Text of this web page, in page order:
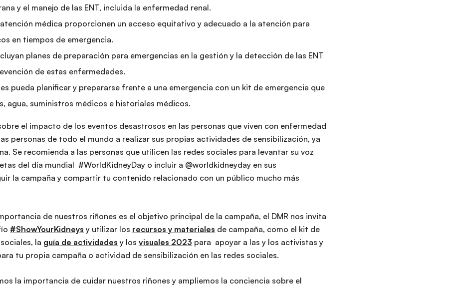
y el manejo de las ENT, incluida la enfermedad renal.
médica proporcionen un acceso equitativo y adecuado a la atención para
en tiempos de emergencia.
planes de preparación para emergencias en la gestión y la detección de las ENT
de estas enfermedades.
pueda planificar y prepararse frente a una emergencia con un kit de emergencia que
agua, suministros médicos e historiales médicos.
el impacto de los eventos desastrosos en las personas que viven con enfermedad
personas de todo el mundo a realizar sus propias actividades de sensibilización, ya
Se recomienda a las personas que utilicen las redes sociales para levantar su voz
del día mundial #WorldKidneyDay o incluir a @worldkidneyday en sus
la campaña y compartir tu contenido relacionado con un público mucho más
de nuestros riñones es el objetivo principal de la campaña, el DMR nos invita
#ShowYourKidneys y utilizar los recursos y materiales de campaña, como el kit de
la guía de actividades y los visuales 2023 para apoyar a las y los activistas y
tu propia campaña o actividad de sensibilización en las redes sociales.
la importancia de cuidar nuestros riñones y ampliemos la conciencia sobre el